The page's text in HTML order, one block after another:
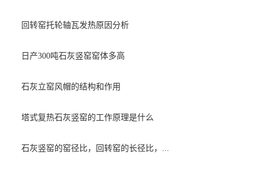
回转窑托轮轴瓦发热原因分析
日产300吨石灰竖窑窑体多高
石灰立窑风帽的结构和作用
塔式复热石灰竖窑的工作原理是什么
石灰竖窑的窑径比，回转窑的长径比，...